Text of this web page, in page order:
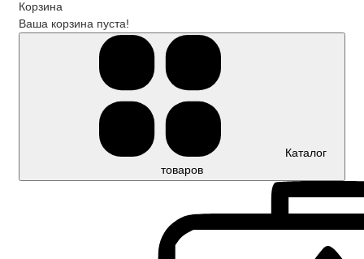
Корзина
Ваша корзина пуста!
Каталог
товаров